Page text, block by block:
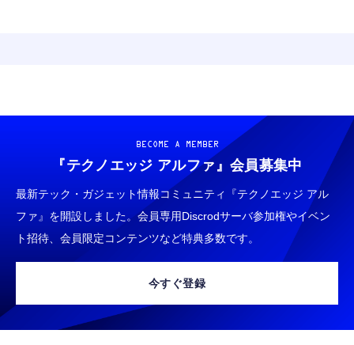
BECOME A MEMBER
『テクノエッジ アルファ』 会員募集中
最新テック・ガジェット情報コミュニティ『テクノエッジ アル
ファ』を開設しました。会員専用Discrodサーバ参加権やイベン
ト招待、会員限定コンテンツなど特典多数です。
今すぐ登録